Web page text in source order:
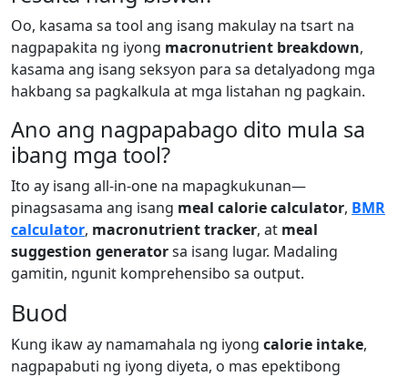
Oo, kasama sa tool ang isang makulay na tsart na
nagpapakita ng iyong macronutrient breakdown,
kasama ang isang seksyon para sa detalyadong mga
hakbang sa pagkalkula at mga listahan ng pagkain.
Ano ang nagpapabago dito mula sa
ibang mga tool?
Ito ay isang all-in-one na mapagkukunan—
pinagsasama ang isang meal calorie calculator, BMR
calculator, macronutrient tracker, at meal
suggestion generatorsa isang lugar. Madaling
gamitin, ngunit komprehensibo sa output.
Buod
Kung ikaw ay namamahala ng iyong calorie intake,
nagpapabuti ng iyong diyeta, o mas epektibong